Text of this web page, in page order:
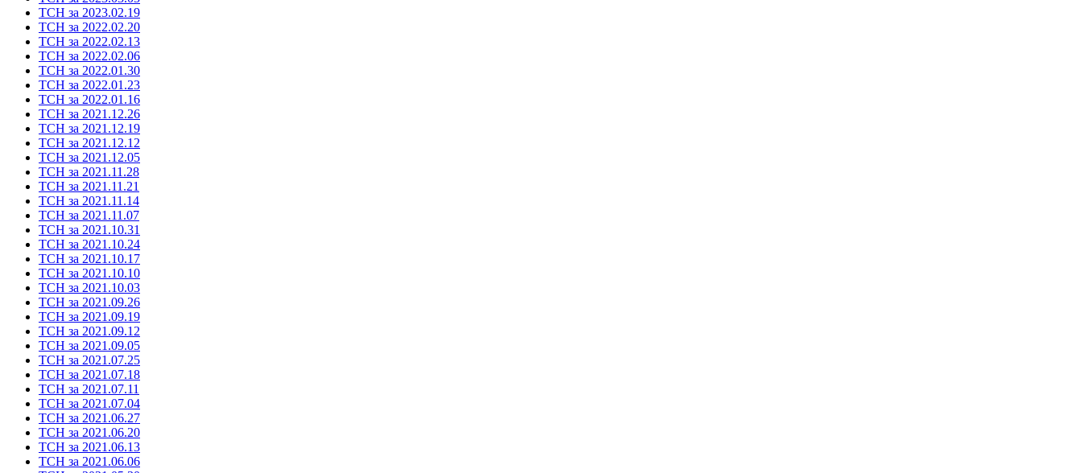
ТСН за 2023.02.19
ТСН за 2022.02.20
ТСН за 2022.02.13
ТСН за 2022.02.06
ТСН за 2022.01.30
ТСН за 2022.01.23
ТСН за 2022.01.16
ТСН за 2021.12.26
ТСН за 2021.12.19
ТСН за 2021.12.12
ТСН за 2021.12.05
ТСН за 2021.11.28
ТСН за 2021.11.21
ТСН за 2021.11.14
ТСН за 2021.11.07
ТСН за 2021.10.31
ТСН за 2021.10.24
ТСН за 2021.10.17
ТСН за 2021.10.10
ТСН за 2021.10.03
ТСН за 2021.09.26
ТСН за 2021.09.19
ТСН за 2021.09.12
ТСН за 2021.09.05
ТСН за 2021.07.25
ТСН за 2021.07.18
ТСН за 2021.07.11
ТСН за 2021.07.04
ТСН за 2021.06.27
ТСН за 2021.06.20
ТСН за 2021.06.13
ТСН за 2021.06.06